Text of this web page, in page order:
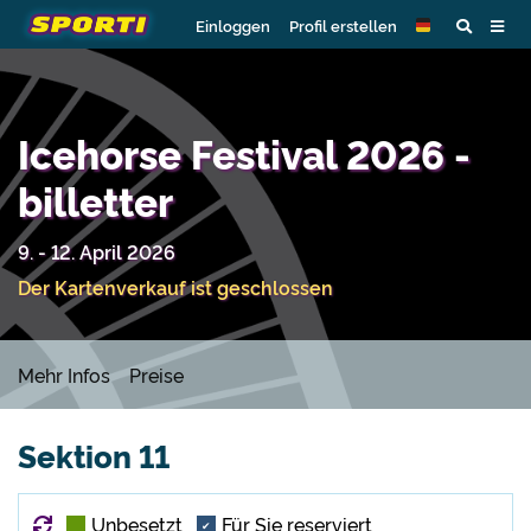
Einloggen Profil erstellen
Icehorse Festival 2026 -
billetter
9. - 12. April 2026
Der Kartenverkauf ist geschlossen
Mehr Infos Preise
Sektion 11
Übersicht aktualisieren
Unbesetzt ✔ Für Sie reserviert